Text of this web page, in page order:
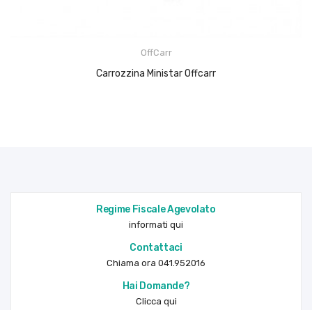
OffCarr
Carrozzina Ministar Offcarr
Regime Fiscale Agevolato
informati qui
Contattaci
Chiama ora 041.952016
Hai Domande?
Clicca qui